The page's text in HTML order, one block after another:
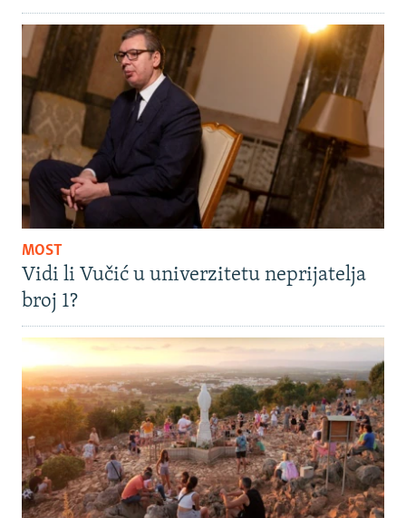
MOST
Vidi li Vučić u univerzitetu neprijatelja
broj 1?